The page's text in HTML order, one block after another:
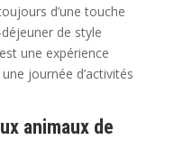
d’une touche
de style
une expérience
journée d’activités
animaux de